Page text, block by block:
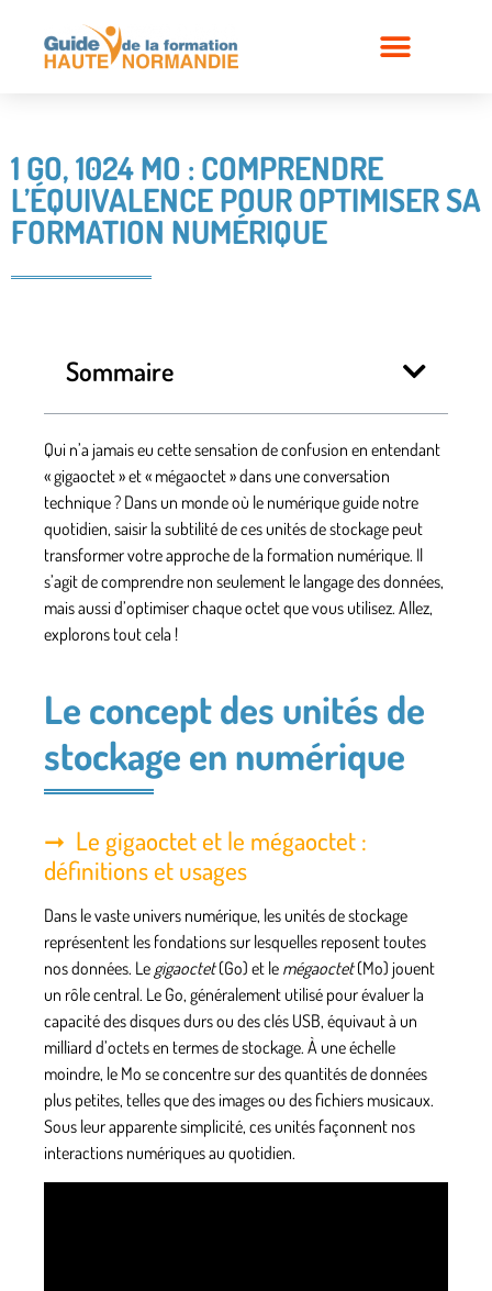
1 GO, 1024 MO : COMPRENDRE
L’ÉQUIVALENCE POUR OPTIMISER SA
FORMATION NUMÉRIQUE
Sommaire
Qui n’a jamais eu cette sensation de confusion en entendant
« gigaoctet » et « mégaoctet » dans une conversation
technique ? Dans un monde où le numérique guide notre
quotidien, saisir la subtilité de ces unités de stockage peut
transformer votre approche de la formation numérique. Il
s’agit de comprendre non seulement le langage des données,
mais aussi d’optimiser chaque octet que vous utilisez. Allez,
explorons tout cela !
Le concept des unités de
stockage en numérique
Le gigaoctet et le mégaoctet :
définitions et usages
Dans le vaste univers numérique, les unités de stockage
représentent les fondations sur lesquelles reposent toutes
nos données. Le gigaoctet(Go) et le mégaoctet(Mo) jouent
un rôle central. Le Go, généralement utilisé pour évaluer la
capacité des disques durs ou des clés USB, équivaut à un
milliard d’octets en termes de stockage. À une échelle
moindre, le Mo se concentre sur des quantités de données
plus petites, telles que des images ou des fichiers musicaux.
Sous leur apparente simplicité, ces unités façonnent nos
interactions numériques au quotidien.